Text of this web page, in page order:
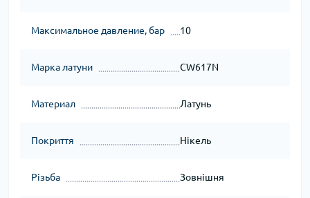
Максимальное давление, бар 10
Марка латуни CW617N
Материал Латунь
Покриття Нікель
Різьба Зовнішня